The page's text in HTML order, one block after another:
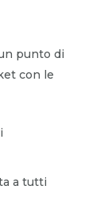
punto di
con le
a tutti